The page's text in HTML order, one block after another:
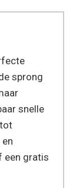
sprong
snelle
een gratis